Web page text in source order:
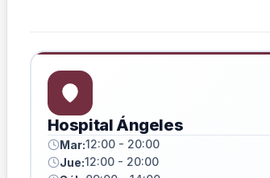
Hospital Ángeles
Mar:12:00 - 20:00
Jue:12:00 - 20:00